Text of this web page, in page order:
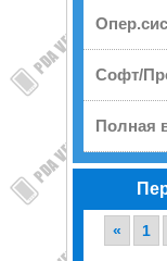
Софт/
Полная
« 1